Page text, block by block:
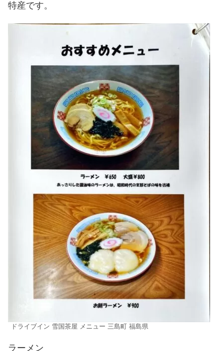
特産です。
ドライブイン 雪国茶屋 メニュー 三島町 福島県
ラーメン